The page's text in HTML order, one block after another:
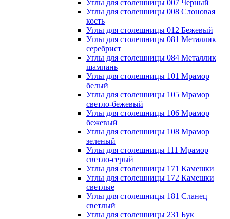
Углы для столешницы 007 Черный
Углы для столешницы 008 Слоновая
кость
Углы для столешницы 012 Бежевый
Углы для столешницы 081 Металлик
серебрист
Углы для столешницы 084 Металлик
шампань
Углы для столешницы 101 Мрамор
белый
Углы для столешницы 105 Мрамор
светло-бежевый
Углы для столешницы 106 Мрамор
бежевый
Углы для столешницы 108 Мрамор
зеленый
Углы для столешницы 111 Мрамор
светло-серый
Углы для столешницы 171 Камешки
Углы для столешницы 172 Камешки
светлые
Углы для столешницы 181 Сланец
светлый
Углы для столешницы 231 Бук